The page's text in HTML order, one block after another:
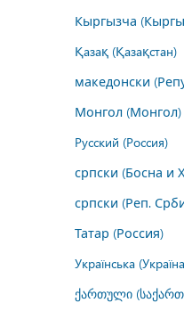
Кыргызча
Қазақ (Қазақстан)
македонски
Монгол (Монгол)
Русский (Россия)
српски (Босна и
српски (Реп.
Татар (Россия)
Українська
ქართული